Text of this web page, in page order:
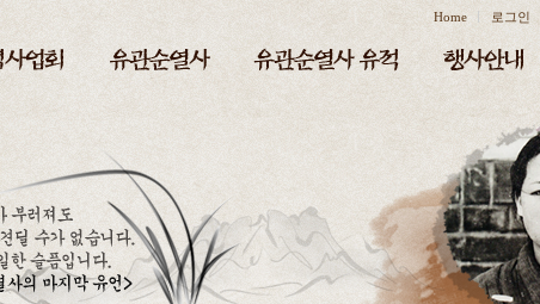
Home 로그인